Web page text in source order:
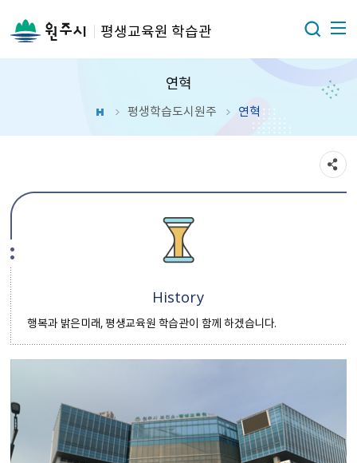
평생교육원 학습관
연혁
평생학습도시원주 연혁
History
행복과 밝은미래, 평생교육원 학습관이 함께 하겠습니다.